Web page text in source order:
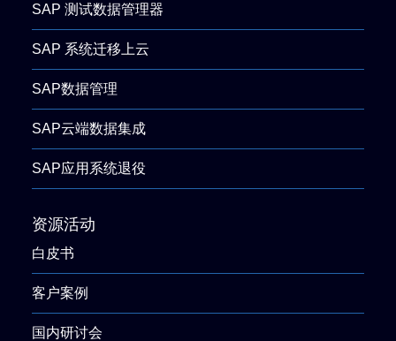
SAP 测试数据管理器
SAP 系统迁移上云
SAP数据管理
SAP云端数据集成
SAP应用系统退役
资源活动
白皮书
客户案例
国内研讨会